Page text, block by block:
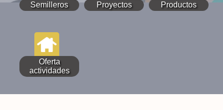
Semilleros Proyectos Productos
Oferta
actividades